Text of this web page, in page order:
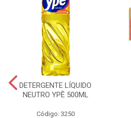
DETERGENTE LÍQUIDO
NEUTRO YPÊ 500ML
Código: 3250